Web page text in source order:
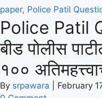
paper, Police Patil
Police Patil
बीड पोलीस
१००
By srpawara
February